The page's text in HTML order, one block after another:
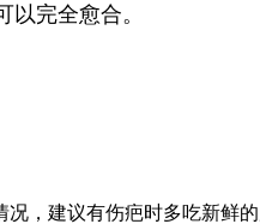
完全愈合。
，建议有伤疤时多吃新鲜